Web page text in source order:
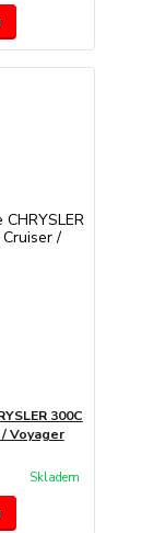
300C
Voyager
Skladem